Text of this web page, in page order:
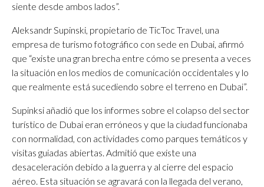
siente desde ambos lados”.
Aleksandr Supinski, propietario de TicToc Travel, una
empresa de turismo fotográfico con sede en Dubai, afirmó
que “existe una gran brecha entre cómo se presenta a veces
la situación en los medios de comunicación occidentales y lo
que realmente está sucediendo sobre el terreno en Dubai”.
Supinksi añadió que los informes sobre el colapso del sector
turístico de Dubai eran erróneos y que la ciudad funcionaba
con normalidad, con actividades como parques temáticos y
visitas guiadas abiertas. Admitió que existe una
desaceleración debido a la guerra y al cierre del espacio
aéreo. Esta situación se agravará con la llegada del verano,